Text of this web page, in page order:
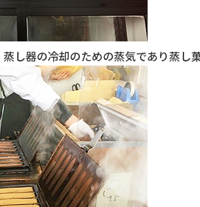
蒸し器の冷却のための蒸気であり蒸し